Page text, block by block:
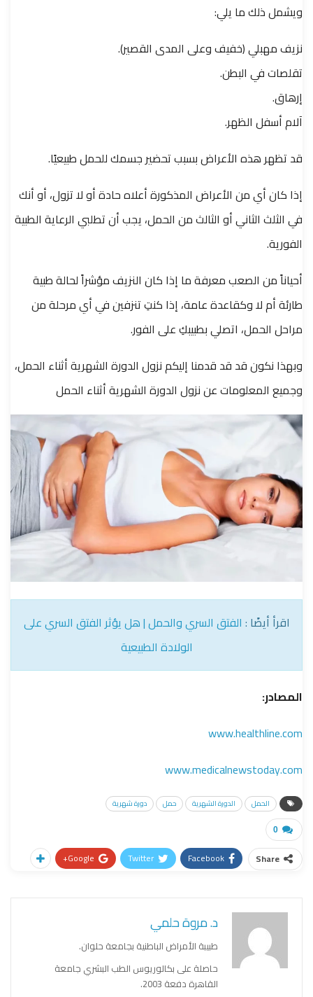
ويشمل ذلك ما يلي:
نزيف مهبلي (خفيف وعلى المدى القصير).
تقلصات في البطن.
إرهاق.
آلام أسفل الظهر.
قد تظهر هذه الأعراض بسبب تحضير جسمك للحمل طبيعيًا.
إذا كان أي من الأعراض المذكورة أعلاه حادة أو لا تزول، أو أنك
في الثلث الثاني أو الثالث من الحمل، يجب أن تطلبي الرعاية الطبية
الفورية.
أحياناً من الصعب معرفة ما إذا كان النزيف مؤشراً لحالة طبية
طارئة أم لا وكقاعدة عامة، إذا كنتِ تنزفين في أي مرحلة من
مراحل الحمل، اتصلي بطبيبكِ على الفور.
وبهذا نكون قد قد قدمنا إليكم نزول الدورة الشهرية أثناء الحمل،
وجميع المعلومات عن نزول الدورة الشهرية أثناء الحمل
اقرأ أيضًا : الفتق السري والحمل | هل يؤثر الفتق السري على
الولادة الطبيعية
المصادر:
www.healthline.com
www.medicalnewstoday.com
الحمل الدورة الشهرية حمل دورة شهرية
0
Share
Facebook
Twitter
Google+
د. مروة حلمي
طبيبة الأمراض الباطنية بجامعة حلوان.
حاصلة على بكالوريوس الطب البشري جامعة
القاهرة دفعة 2003.